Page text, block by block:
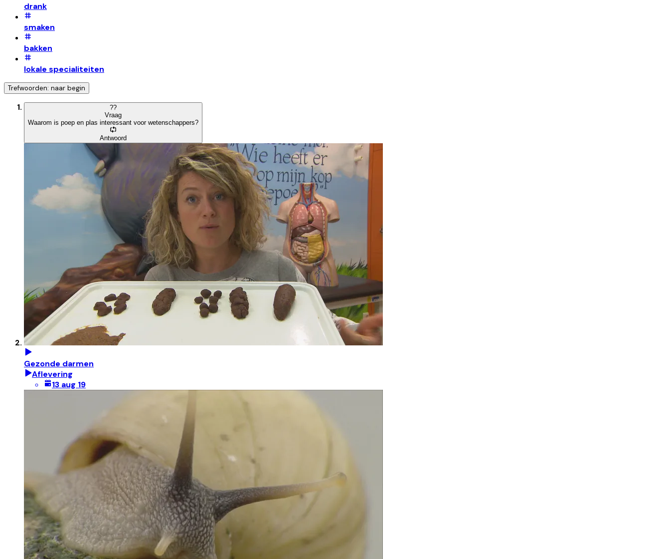
drank
smaken
bakken
lokale specialiteiten
Trefwoorden: naar begin
??
Vraag
Waarom is poep en plas interessant voor wetenschappers?
Antwoord
Gezonde darmen
Aflevering
13 aug 19